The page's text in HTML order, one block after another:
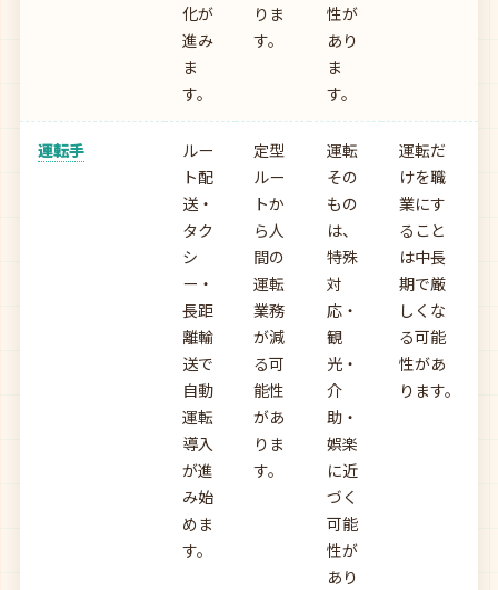
化が
進み
ま
す。
りま
す。
性が
あり
ま
す。
運転手
ルー
ト配
送・
タク
シ
ー・
長距
離輸
送で
自動
運転
導入
が進
み始
めま
す。
定型
ルー
トか
ら人
間の
運転
業務
が減
る可
能性
があ
りま
す。
運転
その
もの
は、
特殊
対
応・
観
光・
介
助・
娯楽
に近
づく
可能
性が
あり
運転だ
けを職
業にす
ること
は中長
期で厳
しくな
る可能
性があ
ります。